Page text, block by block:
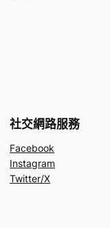
社交網路服務
Facebook
Instagram
Twitter/X